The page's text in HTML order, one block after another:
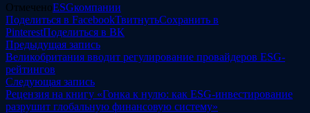
ОтмеченоESGкомпании
Поделиться в FacebookТвитнутьСохранить в
PinterestПоделиться в ВК
Навигация
по
записям
Предыдущая записьПредыдущая
запись:
Великобритания вводит регулирование провайдеров ESG-
рейтингов
Следующая записьСледующая
запись:
Рецензия на книгу «Гонка к нулю: как ESG-инвестирование
разрушит глобальную финансовую систему»